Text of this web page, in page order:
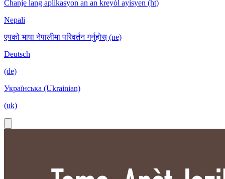
Chanje lang aplikasyon an an kreyòl ayisyen (ht)
Nepali
एपको भाषा नेपालीमा परिवर्तन गर्नुहोस् (ne)
Deutsch
(de)
Українська (Ukrainian)
(uk)